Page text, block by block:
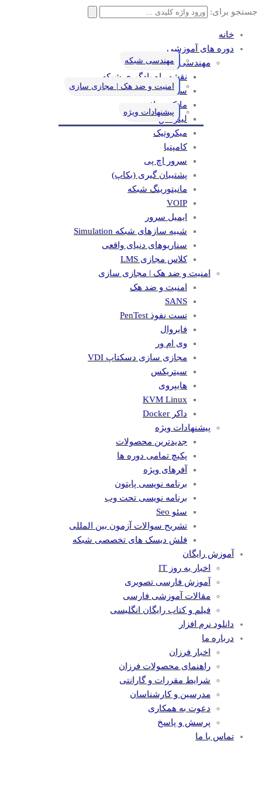
جستجو برای:
خانه
دوره های آموزشی
مهندسی شبکه
نقشه راه یادگیری شبکه
سیسکو
مایکروسافت
لینوکس
میکروتیک
کامپتیا
سرور اچ پی
پشتیبان گیری (بکاپ)
مانيتورينگ شبکه
VOIP
ایمیل سرور
شبیه سازهای شبکه Simulation
سناریوهای دنیای واقعی
کلاس مجازی LMS
امنیت و ضد هک | مجازی سازی
امنیت و ضد هک
SANS
تست نفوذ PenTest
فایروال
وی ام ور
مجازی سازی دسکتاپ VDI
سیتریکس
هایپروی
KVM Linux
داکر Docker
پیشنهادات ویژه
جدیدترین محصولات
پکیچ تمامی دوره ها
آفرهای ویژه
برنامه نویسی پایتون
برنامه نویسی تحت وب
سئو Seo
تشریح سوالات آزمون بین المللی
فلش دیسک های تخصصی شبکه
آموزش رایگان
اخبار به روز IT
آموزش فارسی تصویری
مقالات آموزشی فارسی
فیلم و کتاب رایگان انگلیسی
دانلود نرم افزار
درباره ما
اخبار فرزان
راهنمای محصولات فرزان
شرایط مقررات و گارانتی
مدرسین و کارشناسان
دعوت به همکاری
پرسش و پاسخ
تماس با ما
مهندسی شبکه
امنیت و ضد هک | مجازی سازی
پیشنهادات ویژه